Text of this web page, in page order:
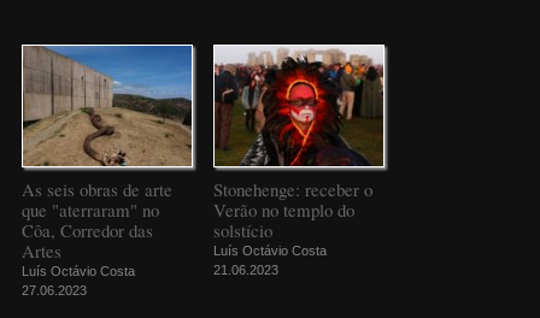
As seis obras de arte
que "aterraram" no
Côa, Corredor das
Artes
Luís Octávio Costa
27.06.2023
Stonehenge: receber o
Verão no templo do
solstício
Luís Octávio Costa
21.06.2023